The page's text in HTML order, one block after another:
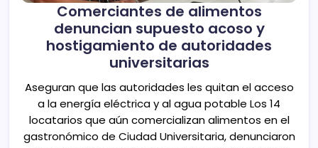
Comerciantes de alimentos
denuncian supuesto acoso y
hostigamiento de autoridades
universitarias
Aseguran que las autoridades les quitan el acceso
a la energía eléctrica y al agua potable Los 14
locatarios que aún comercializan alimentos en el
gastronómico de Ciudad Universitaria, denunciaron